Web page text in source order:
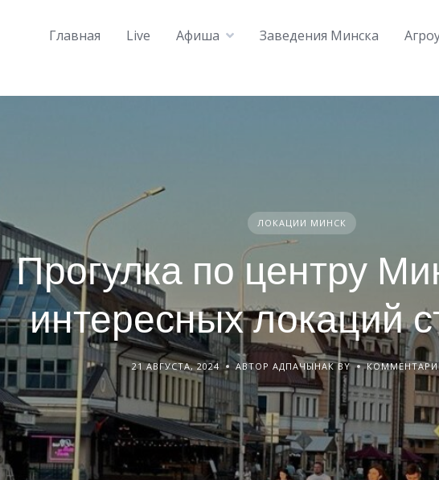
Главная Live Афиша Заведения Минска
ЛОКАЦИИ МИНСК
Прогулка по центру
интересных локаций
21 АВГУСТА, 2024 АВТОР АДПАЧЫНАК BY